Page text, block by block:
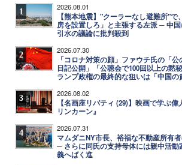
1 2026.08.01
【熊本地震】"クーラーなし避難所"
房を設置しろ」と主張する左派 ─ 中
引水の議論に批判殺到
2 2026.07.30
「コロナ対策の顔」ファウチ氏の「
日記公開」「公聴会で100回以上の黙
ランプ政権の最終的な狙いは「中国の
3 2026.08.02
【名画座リバティ (29)】映画で学ぶ
リンカーン』
4 2026.07.31
マムダニNY市長、裕福な不動産所有
─ さらに同氏の支持母体には親中活動
義へばく進